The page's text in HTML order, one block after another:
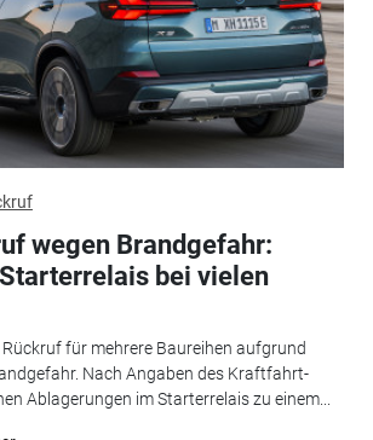
wegen Brandgefahr:
bei vielen
für mehrere Baureihen aufgrund
Nach Angaben des Kraftfahrt-
Ablagerungen im Starterrelais zu einem...